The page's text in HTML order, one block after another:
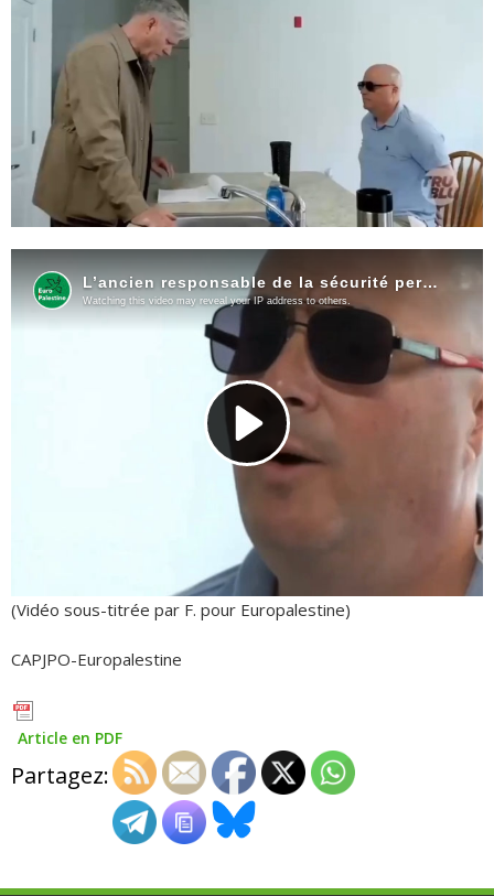
(Vidéo sous-titrée par F. pour Europalestine)
CAPJPO-Europalestine
Article en PDF
Partagez: